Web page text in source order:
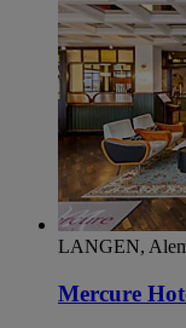
LANGEN,
Mercure